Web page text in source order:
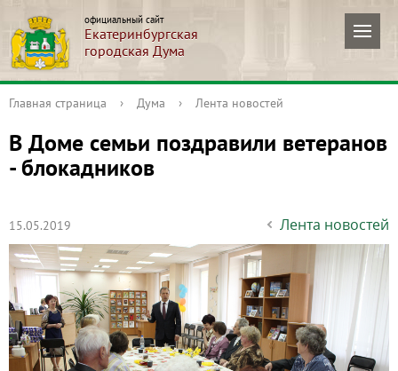
официальный сайт
Екатеринбургская
городская Дума
Главная страница › Дума › Лента новостей
В Доме семьи поздравили ветеранов
- блокадников
15.05.2019 Лента новостей